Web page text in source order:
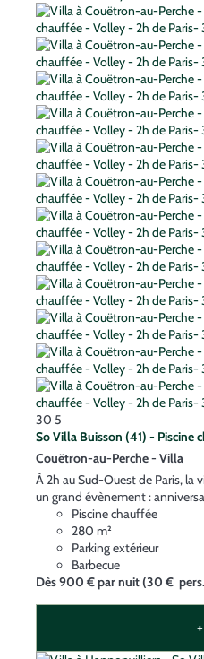
30 5
So Villa Buisson (41) - Piscine
Couëtron-au-Perche - Villa
À 2h au Sud-Ouest de Paris, la
un grand évènement :
Piscine chauffée
280 m²
Parking extérieur
Barbecue
Dès900 €par nuit(30 €